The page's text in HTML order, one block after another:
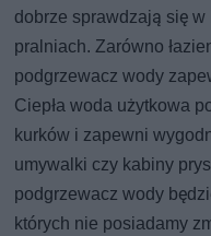
dobrze sprawdzają się
pralniach. Zarówno
podgrzewacz wody
Ciepła woda użytkowa
kurków i zapewni
umywalki czy kabiny
podgrzewacz wody
których nie posiadamy